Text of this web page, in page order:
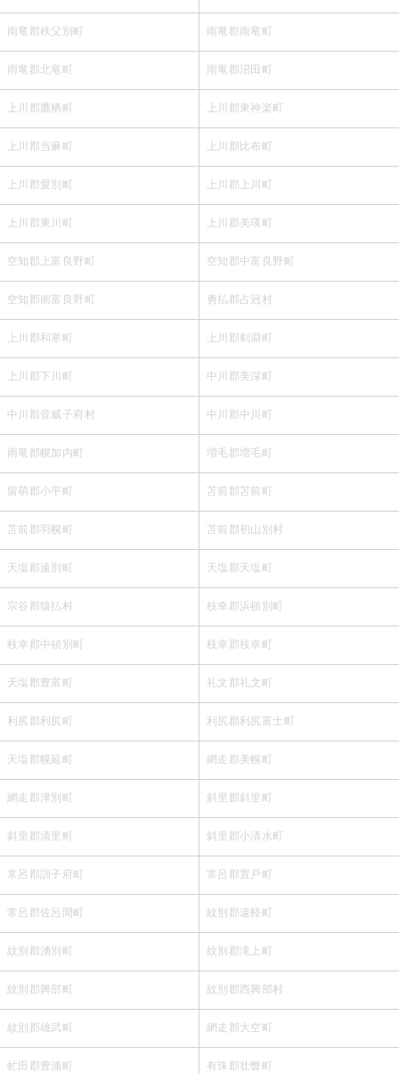
雨竜郡秩父別町 雨竜郡雨竜町
雨竜郡北竜町 雨竜郡沼田町
上川郡鷹栖町 上川郡東神楽町
上川郡当麻町 上川郡比布町
上川郡愛別町 上川郡上川町
上川郡東川町 上川郡美瑛町
空知郡上富良野町 空知郡中富良野町
空知郡南富良野町 勇払郡占冠村
上川郡和寒町 上川郡剣淵町
上川郡下川町 中川郡美深町
中川郡音威子府村 中川郡中川町
雨竜郡幌加内町 増毛郡増毛町
留萌郡小平町 苫前郡苫前町
苫前郡羽幌町 苫前郡初山別村
天塩郡遠別町 天塩郡天塩町
宗谷郡猿払村 枝幸郡浜頓別町
枝幸郡中頓別町 枝幸郡枝幸町
天塩郡豊富町 礼文郡礼文町
利尻郡利尻町 利尻郡利尻富士町
天塩郡幌延町 網走郡美幌町
網走郡津別町 斜里郡斜里町
斜里郡清里町 斜里郡小清水町
常呂郡訓子府町 常呂郡置戸町
常呂郡佐呂間町 紋別郡遠軽町
紋別郡湧別町 紋別郡滝上町
紋別郡興部町 紋別郡西興部村
紋別郡雄武町 網走郡大空町
虻田郡豊浦町 有珠郡壮瞥町